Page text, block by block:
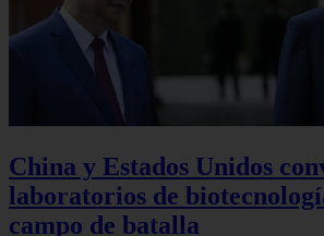
China y Estados Unidos
laboratorios de
campo de batalla